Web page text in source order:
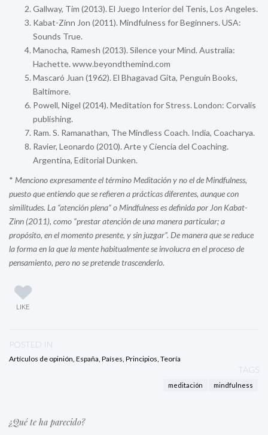
Gallway, Tim (2013). El Juego Interior del Tenis, Los Angeles.
Kabat-Zinn Jon (2011). Mindfulness for Beginners. USA:
Sounds True.
Manocha, Ramesh (2013). Silence your Mind. Australia:
Hachette. www.beyondthemind.com
Mascaró Juan (1962). El Bhagavad Gita, Penguin Books,
Baltimore.
Powell, Nigel (2014). Meditation for Stress. London: Corvalis
publishing.
Ram. S. Ramanathan, The Mindless Coach. India, Coacharya.
Ravier, Leonardo (2010). Arte y Ciencia del Coaching.
Argentina, Editorial Dunken.
* Menciono expresamente el término Meditación y no el de Mindfulness,
puesto que entiendo que se refieren a prácticas diferentes, aunque con
similitudes. La “atención plena” o Mindfulness es definida por Jon Kabat-
Zinn (2011), como “prestar atención de una manera particular; a
propósito, en el momento presente, y sin juzgar”. De manera que se reduce
la forma en la que la mente habitualmente se involucra en el proceso de
pensamiento, pero no se pretende trascenderlo.
LIKE
POSTED IN
Artículos de opinión, España, Países, Principios, Teoría
TAGS
meditación mindfulness
¿Qué te ha parecido?